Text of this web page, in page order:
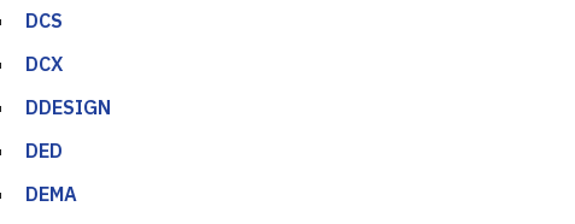
DCS
DCX
DDESIGN
DED
DEMA